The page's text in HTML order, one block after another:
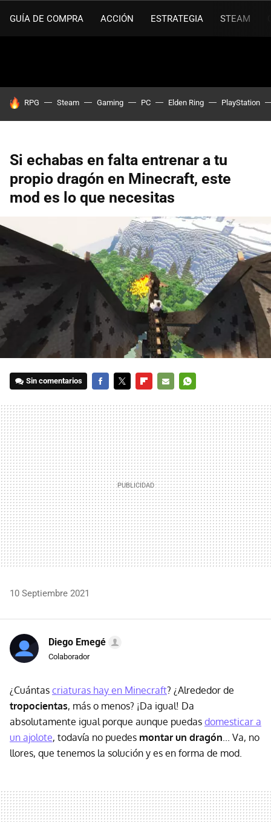
GUÍA DE COMPRA ACCIÓN ESTRATEGIA STEAM
HOY SE HABLA DE
RPG Steam Gaming PC Elden Ring PlayStation
Si echabas en falta entrenar a tu
propio dragón en Minecraft, este
mod es lo que necesitas
Sin comentarios
MAIL
10 Septiembre 2021
Diego Emegé
Colaborador
¿Cuántas criaturas hay en Minecraft? ¿Alrededor de
tropocientas, más o menos? ¡Da igual! Da
absolutamente igual porque aunque puedas domesticar a
un ajolote, todavía no puedes montar un dragón ... Va, no
llores, que tenemos la solución y es en forma de mod.